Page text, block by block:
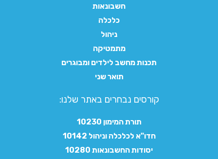
חשבונאות
כלכלה
ניהול
מתמטיקה
תכנות מחשב לילדים ומבוגרים
תואר שני
קורסים נבחרים באתר שלנו:​
תורת המימון 10230
חדו"א לכלכלה וניהול 10142
יסודות החשבונאות 10280